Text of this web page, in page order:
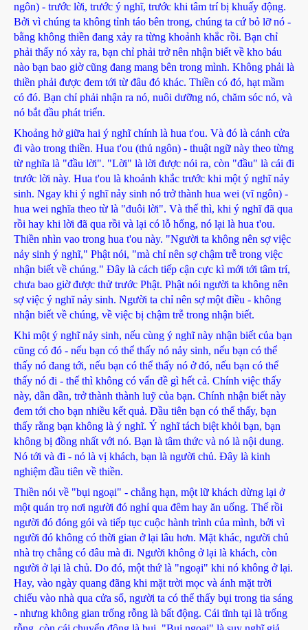
ngôn) - trước lời, trước ý nghĩ, trước khi tâm trí bị khuấy động.
Bởi vì chúng ta không tỉnh táo bên trong, chúng ta cứ bỏ lỡ nó -
bằng không thiền đang xảy ra từng khoảnh khắc rồi. Bạn chỉ
phải thấy nó xảy ra, bạn chỉ phải trở nên nhận biết về kho báu
nào bạn bao giờ cũng đang mang bên trong mình. Không phải là
thiền phải được đem tới từ đâu đó khác. Thiền có đó, hạt mầm
có đó. Bạn chỉ phải nhận ra nó, nuôi dưỡng nó, chăm sóc nó, và
nó bắt đầu phát triển.
Khoảng hở giữa hai ý nghĩ chính là hua t'ou. Và đó là cánh cửa
đi vào trong thiền. Hua t'ou (thủ ngôn) - thuật ngữ này theo từng
từ nghĩa là "đầu lời". "Lời" là lời được nói ra, còn "đầu" là cái đi
trước lời này. Hua t'ou là khoảnh khắc trước khi một ý nghĩ nảy
sinh. Ngay khi ý nghĩ nảy sinh nó trở thành hua wei (vĩ ngôn) -
hua wei nghĩa theo từ là "đuôi lời". Và thế thì, khi ý nghĩ đã qua
rồi hay khi lời đã qua rồi và lại có lỗ hổng, nó lại là hua t'ou.
Thiền nhìn vao trong hua t'ou này. "Người ta không nên sợ việc
nảy sinh ý nghĩ," Phật nói, "mà chỉ nên sợ chậm trễ trong việc
nhận biết về chúng." Đây là cách tiếp cận cực kì mới tới tâm trí,
chưa bao giờ được thử trước Phật. Phật nói người ta không nên
sợ việc ý nghĩ nảy sinh. Người ta chỉ nên sợ một điều - không
nhận biết về chúng, về việc bị chậm trễ trong nhận biết.
Khi một ý nghĩ nảy sinh, nếu cùng ý nghĩ này nhận biết của bạn
cũng có đó - nếu bạn có thể thấy nó nảy sinh, nếu bạn có thể
thấy nó đang tới, nếu bạn có thể thấy nó ở đó, nếu bạn có thể
thấy nó đi - thế thì không có vấn đề gì hết cả. Chính việc thấy
này, dần dần, trở thành thành luỹ của bạn. Chính nhận biết này
đem tới cho bạn nhiều kết quả. Đầu tiên bạn có thể thấy, bạn
thấy rằng bạn không là ý nghĩ. Ý nghĩ tách biệt khỏi bạn, bạn
không bị đồng nhất với nó. Bạn là tâm thức và nó là nội dung.
Nó tới và đi - nó là vị khách, bạn là người chủ. Đây là kinh
nghiệm đầu tiên về thiền.
Thiền nói về "bụi ngoại" - chẳng hạn, một lữ khách dừng lại ở
một quán trọ nơi người đó nghỉ qua đêm hay ăn uống. Thế rồi
người đó đóng gói và tiếp tục cuộc hành trình của mình, bởi vì
người đó không có thời gian ở lại lâu hơn. Mặt khác, người chủ
nhà trọ chẳng có đâu mà đi. Người không ở lại là khách, còn
người ở lại là chủ. Do đó, một thứ là "ngoại" khi nó không ở lại.
Hay, vào ngày quang đãng khi mặt trời mọc và ánh mặt trời
chiếu vào nhà qua cửa sổ, người ta có thể thấy bụi trong tia sáng
- nhưng không gian trống rỗng là bất động. Cái tĩnh tại là trống